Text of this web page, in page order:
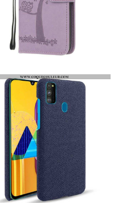
HOUSSE SAMSUNG GALAXY M21 ARBRE ET HIBOUX À LANIÈRE